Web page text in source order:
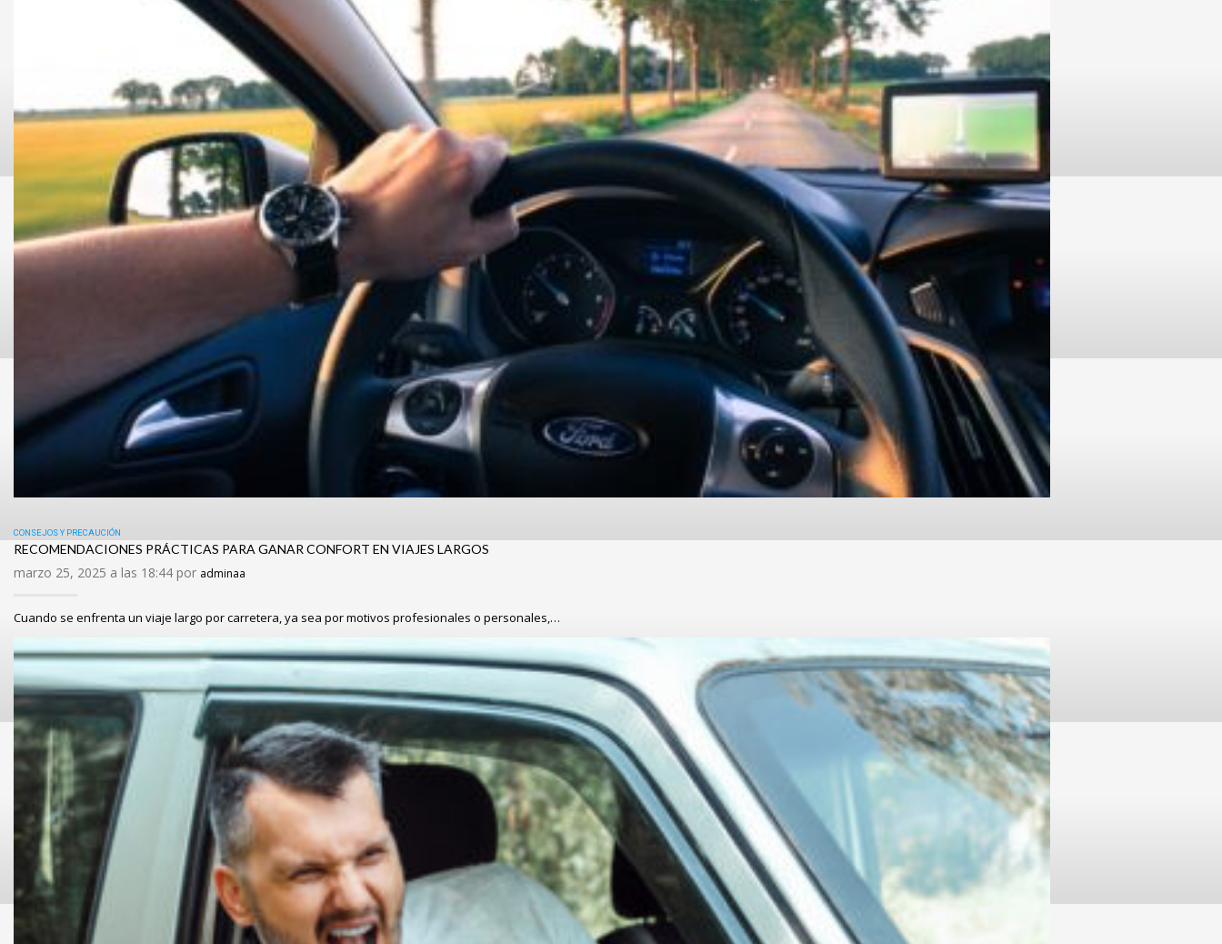
CONSEJOS Y PRECAUCIÓN
RECOMENDACIONES PRÁCTICAS PARA GANAR CONFORT EN VIAJES LARGOS
marzo 25, 2025 a las 18:44 por adminaa
Cuando se enfrenta un viaje largo por carretera, ya sea por motivos profesionales o personales,…